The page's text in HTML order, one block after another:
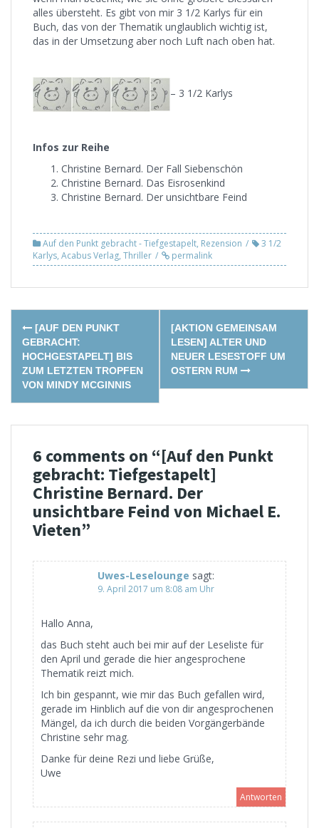
alles übersteht. Es gibt von mir 3 1/2 Karlys für ein
Buch, das von der Thematik unglaublich wichtig ist,
das in der Umsetzung aber noch Luft nach oben hat.
– 3 1/2 Karlys
Infos zur Reihe
Christine Bernard. Der Fall Siebenschön
Christine Bernard. Das Eisrosenkind
Christine Bernard. Der unsichtbare Feind
Auf den Punkt gebracht - Tiefgestapelt, Rezension
3 1/2
Karlys, Acabus Verlag, Thriller permalink
Post
navigation
[AUF DEN PUNKT
GEBRACHT:
HOCHGESTAPELT] BIS
ZUM LETZTEN TROPFEN
VON MINDY MCGINNIS
[AKTION GEMEINSAM
LESEN] ALTER UND
NEUER LESESTOFF UM
OSTERN RUM
6 comments on “[Auf den Punkt
gebracht: Tiefgestapelt]
Christine Bernard. Der
unsichtbare Feind von Michael E.
Vieten”
Uwes-Leselounge sagt:
9. April 2017 um 8:08 am Uhr
Hallo Anna,
das Buch steht auch bei mir auf der Leseliste für
den April und gerade die hier angesprochene
Thematik reizt mich.
Ich bin gespannt, wie mir das Buch gefallen wird,
gerade im Hinblich auf die von dir angesprochenen
Mängel, da ich durch die beiden Vorgängerbände
Christine sehr mag.
Danke für deine Rezi und liebe Grüße,
Uwe
Antworten